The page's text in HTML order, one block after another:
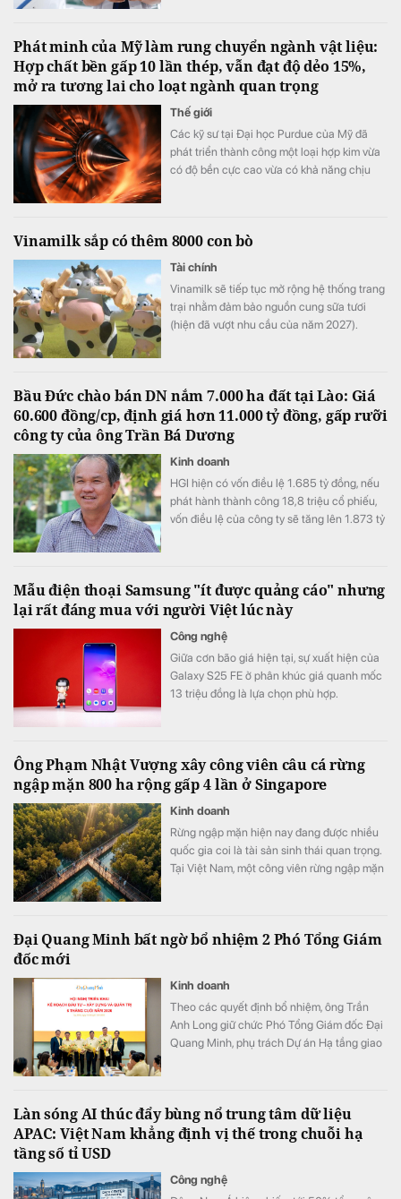
tế.
Phát minh của Mỹ làm rung chuyển ngành vật liệu:
Hợp chất bền gấp 10 lần thép, vẫn đạt độ dẻo 15%,
mở ra tương lai cho loạt ngành quan trọng
Thế giới
Các kỹ sư tại Đại học Purdue của Mỹ đã
phát triển thành công một loại hợp kim vừa
có độ bền cực cao vừa có khả năng chịu
Vinamilk sắp có thêm 8000 con bò
Tài chính
Vinamilk sẽ tiếp tục mở rộng hệ thống trang
trại nhằm đảm bảo nguồn cung sữa tươi
(hiện đã vượt nhu cầu của năm 2027).
Bầu Đức chào bán DN nắm 7.000 ha đất tại Lào: Giá
60.600 đồng/cp, định giá hơn 11.000 tỷ đồng, gấp rưỡi
công ty của ông Trần Bá Dương
Kinh doanh
HGI hiện có vốn điều lệ 1.685 tỷ đồng, nếu
phát hành thành công 18,8 triệu cổ phiếu,
vốn điều lệ của công ty sẽ tăng lên 1.873 tỷ
Mẫu điện thoại Samsung "ít được quảng cáo" nhưng
lại rất đáng mua với người Việt lúc này
Công nghệ
Giữa cơn bão giá hiện tại, sự xuất hiện của
Galaxy S25 FE ở phân khúc giá quanh mốc
13 triệu đồng là lựa chọn phù hợp.
Ông Phạm Nhật Vượng xây công viên câu cá rừng
ngập mặn 800 ha rộng gấp 4 lần ở Singapore
Kinh doanh
Rừng ngập mặn hiện nay đang được nhiều
quốc gia coi là tài sản sinh thái quan trọng.
Tại Việt Nam, một công viên rừng ngập mặn
Đại Quang Minh bất ngờ bổ nhiệm 2 Phó Tổng Giám
đốc mới
Kinh doanh
Theo các quyết định bổ nhiệm, ông Trần
Anh Long giữ chức Phó Tổng Giám đốc Đại
Quang Minh, phụ trách Dự án Hạ tầng giao
thị - Khu công nghiệp.
Làn sóng AI thúc đẩy bùng nổ trung tâm dữ liệu
APAC: Việt Nam khẳng định vị thế trong chuỗi hạ
tầng số tỉ USD
Công nghệ